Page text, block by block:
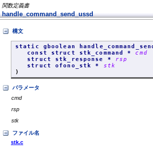
関数定義書
handle_command_send_ussd
構文
static gboolean
const struct stk_command *cmd
struct stk_response * rsp
struct ofono_stk * stk
)
パラメータ
cmd
rsp
stk
ファイル名
stk.c